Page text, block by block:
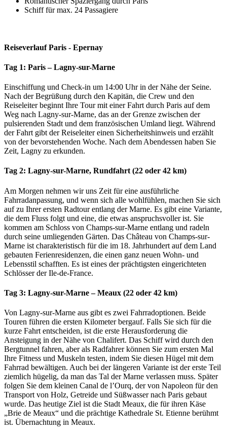
Schiff für max. 24 Passagiere
Reiseverlauf Paris - Epernay
Tag 1: Paris – Lagny-sur-Marne
Einschiffung und Check-in um 14:00 Uhr in der Nähe der Seine.
Nach der Begrüßung durch den Kapitän, die Crew und den
Reiseleiter beginnt Ihre Tour mit einer Fahrt durch Paris auf dem
Weg nach Lagny-sur-Marne, das an der Grenze zwischen der
pulsierenden Stadt und dem französischen Umland liegt. Während
der Fahrt gibt der Reiseleiter einen Sicherheitshinweis und erzählt
von der bevorstehenden Woche. Nach dem Abendessen haben Sie
Zeit, Lagny zu erkunden.
Tag 2: Lagny-sur-Marne, Rundfahrt (22 oder 42 km)
Am Morgen nehmen wir uns Zeit für eine ausführliche
Fahrradanpassung, und wenn sich alle wohlfühlen, machen Sie sich
auf zu Ihrer ersten Radtour entlang der Marne. Es gibt eine Variante,
die dem Fluss folgt und eine, die etwas anspruchsvoller ist. Sie
kommen am Schloss von Champs-sur-Marne entlang und radeln
durch seine umliegenden Gärten. Das Château von Champs-sur-
Marne ist charakteristisch für die im 18. Jahrhundert auf dem Land
gebauten Ferienresidenzen, die einen ganz neuen Wohn- und
Lebensstil schafften. Es ist eines der prächtigsten eingerichteten
Schlösser der Ile-de-France.
Tag 3: Lagny-sur-Marne – Meaux (22 oder 42 km)
Von Lagny-sur-Marne aus gibt es zwei Fahrradoptionen. Beide
Touren führen die ersten Kilometer bergauf. Falls Sie sich für die
kurze Fahrt entscheiden, ist die erste Herausforderung die
Ansteigung in der Nähe von Chalifert. Das Schiff wird durch den
Bergtunnel fahren, aber als Radfahrer können Sie zum ersten Mal
Ihre Fitness und Muskeln testen, indem Sie diesen Hügel mit dem
Fahrrad bewältigen. Auch bei der längeren Variante ist der erste Teil
ziemlich hügelig, da man das Tal der Marne verlassen muss. Später
folgen Sie dem kleinen Canal de l’Ourq, der von Napoleon für den
Transport von Holz, Getreide und Süßwasser nach Paris gebaut
wurde. Das heutige Ziel ist die Stadt Meaux, die für ihren Käse
„Brie de Meaux“ und die prächtige Kathedrale St. Etienne berühmt
ist. Übernachtung in Meaux.